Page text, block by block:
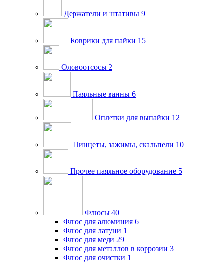
Держатели и штативы 9
Коврики для пайки 15
Оловоотсосы 2
Паяльные ванны 6
Оплетки для выпайки 12
Пинцеты, зажимы, скальпели 10
Прочее паяльное оборудование 5
Флюсы 40
Флюс для алюминия 6
Флюс для латуни 1
Флюс для меди 29
Флюс для металлов в коррозии 3
Флюс для очистки 1